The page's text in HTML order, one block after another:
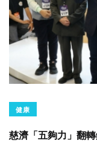
健康
慈濟「五夠力」翻